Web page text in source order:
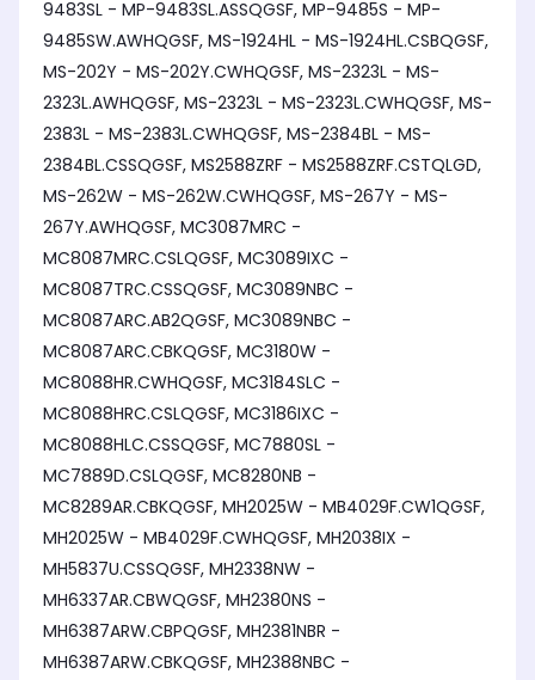
9483SL - MP-9483SL.ASSQGSF, MP-9485S - MP-
9485SW.AWHQGSF, MS-1924HL - MS-1924HL.CSBQGSF,
MS-202Y - MS-202Y.CWHQGSF, MS-2323L - MS-
2323L.AWHQGSF, MS-2323L - MS-2323L.CWHQGSF, MS-
2383L - MS-2383L.CWHQGSF, MS-2384BL - MS-
2384BL.CSSQGSF, MS2588ZRF - MS2588ZRF.CSTQLGD,
MS-262W - MS-262W.CWHQGSF, MS-267Y - MS-
267Y.AWHQGSF, MC3087MRC -
MC8087MRC.CSLQGSF, MC3089IXC -
MC8087TRC.CSSQGSF, MC3089NBC -
MC8087ARC.AB2QGSF, MC3089NBC -
MC8087ARC.CBKQGSF, MC3180W -
MC8088HR.CWHQGSF, MC3184SLC -
MC8088HRC.CSLQGSF, MC3186IXC -
MC8088HLC.CSSQGSF, MC7880SL -
MC7889D.CSLQGSF, MC8280NB -
MC8289AR.CBKQGSF, MH2025W - MB4029F.CW1QGSF,
MH2025W - MB4029F.CWHQGSF, MH2038IX -
MH5837U.CSSQGSF, MH2338NW -
MH6337AR.CBWQGSF, MH2380NS -
MH6387ARW.CBPQGSF, MH2381NBR -
MH6387ARW.CBKQGSF, MH2388NBC -